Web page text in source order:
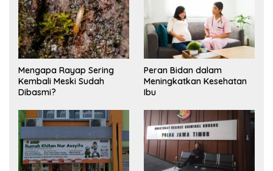
Mengapa Rayap Sering
Kembali Meski Sudah
Dibasmi?
Peran Bidan dalam
Meningkatkan Kesehatan
Ibu